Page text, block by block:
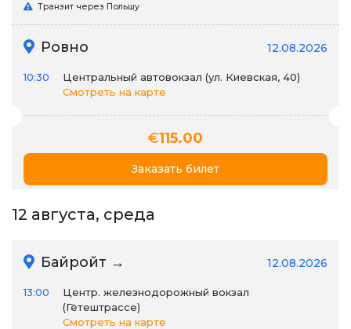
Транзит через Польшу
Ровно 12.08.2026
10:30
Центральный автовокзал (ул. Киевская, 40)
Смотреть на карте
€115.00
Заказать билет
12 августа, среда
Байройт → 12.08.2026
13:00
Центр. железнодорожный вокзал
(Гётештрассе)
Смотреть на карте